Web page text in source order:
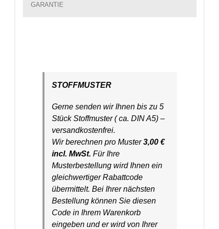
GARANTIE
STOFFMUSTER
Gerne senden wir Ihnen bis zu 5
Stück Stoffmuster ( ca. DIN A5) –
versandkostenfrei.
Wir berechnen pro Muster3,00 €
incl. MwSt. Für Ihre
Musterbestellung wird Ihnen ein
gleichwertiger Rabattcode
übermittelt. Bei Ihrer nächsten
Bestellung können Sie diesen
Code in Ihrem Warenkorb
eingeben und er wird von Ihrer